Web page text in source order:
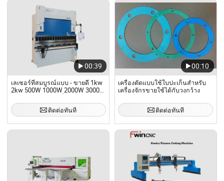
00:39
เลเซอร์ที่สมบูรณ์แบบ - ขายดี 1kw
2kw 500W 1000W 2000W 3000
ไฟเบอร์ CNC สำหรับโลหะ/สแตน
เลส แผ่นคาร์บอนติดต่อทันที
00:10
เครื่องตัดแบบใช้ใบปะเก็นสำหรับ
เครื่องจักรขายใช้ได้กับวงกว้าง
ติดต่อทันที